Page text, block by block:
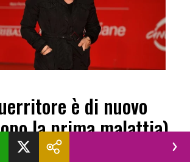
è di nuovo
la prima malattia)
sul tumore